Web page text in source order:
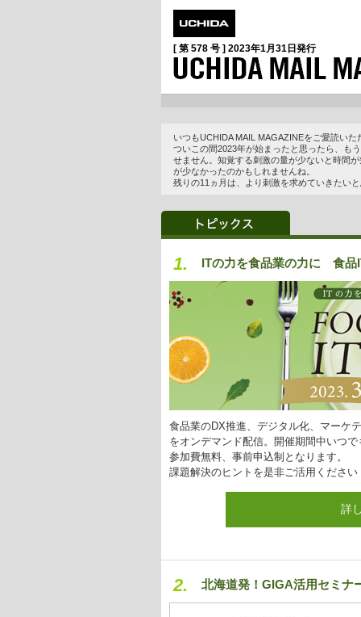
[ 第 578 号 ] 2023年1月31日 発行
いつもUCHIDA MAIL MAGAZINEをご愛読い
ついこの間2023年が始まったと思ったら、も
せません。知覚する刺激の量が少ないと時間
が少なかったのかもしれませんね。
残りの11ヵ月は、より刺激を求めていきたい
1. ITの力を食品業の力に 食品
食品業のDX推進、デジタル化、マーケ
をオンデマンド配信。開催期間中いつ
参加費無料、事前申込制となります。
課題解決のヒントを是非ご活用ください
詳
2. 北海道発！GIGA活用セミナ